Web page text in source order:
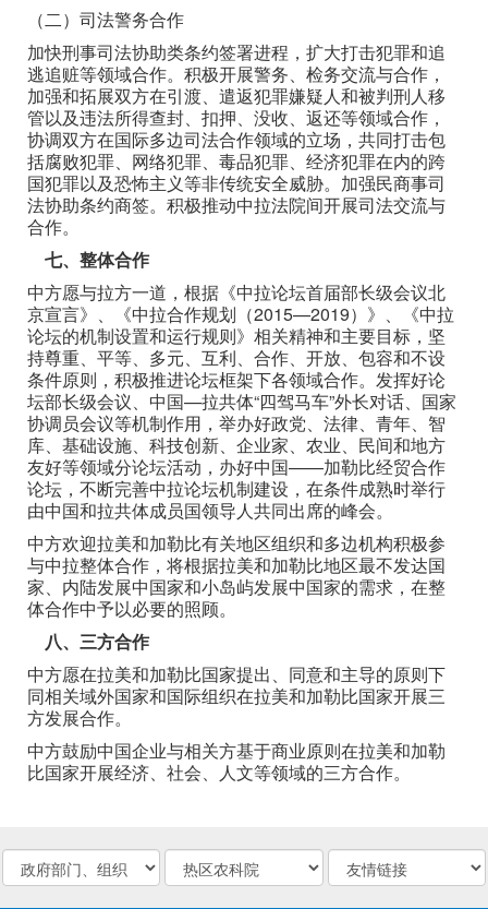
（二）司法警务合作
加快刑事司法协助类条约签署进程，扩大打击犯罪和追
逃追赃等领域合作。积极开展警务、检务交流与合作，
加强和拓展双方在引渡、遣返犯罪嫌疑人和被判刑人移
管以及违法所得查封、扣押、没收、返还等领域合作，
协调双方在国际多边司法合作领域的立场，共同打击包
括腐败犯罪、网络犯罪、毒品犯罪、经济犯罪在内的跨
国犯罪以及恐怖主义等非传统安全威胁。加强民商事司
法协助条约商签。积极推动中拉法院间开展司法交流与
合作。
七、整体合作
中方愿与拉方一道，根据《中拉论坛首届部长级会议北
京宣言》、《中拉合作规划（2015—2019）》、《中拉
论坛的机制设置和运行规则》相关精神和主要目标，坚
持尊重、平等、多元、互利、合作、开放、包容和不设
条件原则，积极推进论坛框架下各领域合作。发挥好论
坛部长级会议、中国—拉共体“四驾马车”外长对话、国家
协调员会议等机制作用，举办好政党、法律、青年、智
库、基础设施、科技创新、企业家、农业、民间和地方
友好等领域分论坛活动，办好中国——加勒比经贸合作
论坛，不断完善中拉论坛机制建设，在条件成熟时举行
由中国和拉共体成员国领导人共同出席的峰会。
中方欢迎拉美和加勒比有关地区组织和多边机构积极参
与中拉整体合作，将根据拉美和加勒比地区最不发达国
家、内陆发展中国家和小岛屿发展中国家的需求，在整
体合作中予以必要的照顾。
八、三方合作
中方愿在拉美和加勒比国家提出、同意和主导的原则下
同相关域外国家和国际组织在拉美和加勒比国家开展三
方发展合作。
中方鼓励中国企业与相关方基于商业原则在拉美和加勒
比国家开展经济、社会、人文等领域的三方合作。